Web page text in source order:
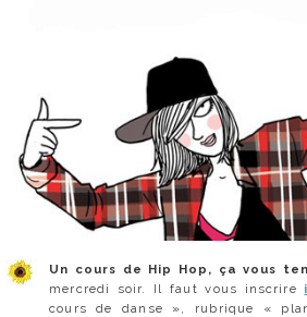
Un cours de Hip Hop, ça vous
mercredi soir. Il faut vous inscrire
cours de danse », rubrique «